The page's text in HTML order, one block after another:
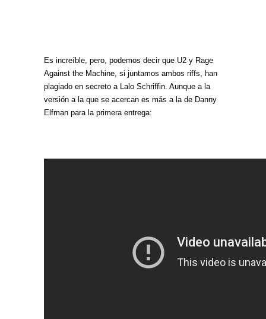
Es increíble, pero, podemos decir que U2 y Rage
Against the Machine, si juntamos ambos riffs, han
plagiado en secreto a Lalo Schriffin. Aunque a la
versión a la que se acercan es más a la de Danny
Elfman para la primera entrega: